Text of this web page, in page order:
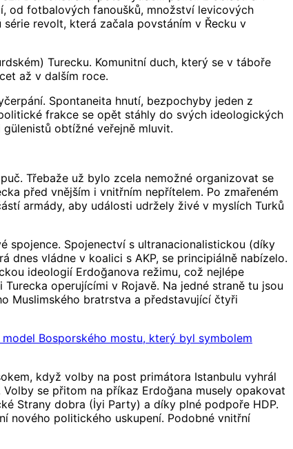
od fotbalových fanoušků, množství levicových
revolt, která začala povstáním v Řecku v
Turecku. Komunitní duch, který se v táboře
až v dalším roce.
Spontaneita hnutí, bezpochyby jeden z
frakce se opět stáhly do svých ideologických
obtížné veřejně mluvit.
Třebaže už bylo zcela nemožné organizovat se
před vnějším i vnitřním nepřítelem. Po zmařeném
armády, aby události udržely živé v myslích Turků
spojence. Spojenectví s ultranacionalistickou (díky
dnes vládne v koalici s AKP, se principiálně nabízelo.
ideologií Erdoğanova režimu, což nejlépe
operujícími v Rojavě. Na jedné straně tu jsou
Muslimského bratrstva a představující čtyři
Bosporského mostu, který byl symbolem
když volby na post primátora Istanbulu vyhrál
se přitom na příkaz Erdoğana musely opakovat
Strany dobra (İyi Party) a díky plné podpoře HDP.
nového politického uskupení. Podobné vnitřní